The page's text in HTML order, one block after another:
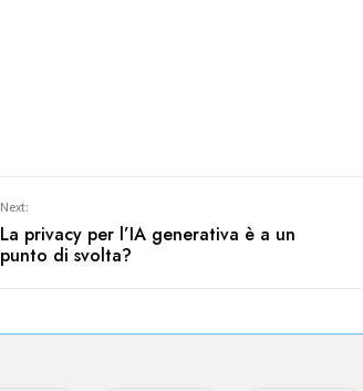
Next:
La privacy per l’IA generativa è a un
punto di svolta?